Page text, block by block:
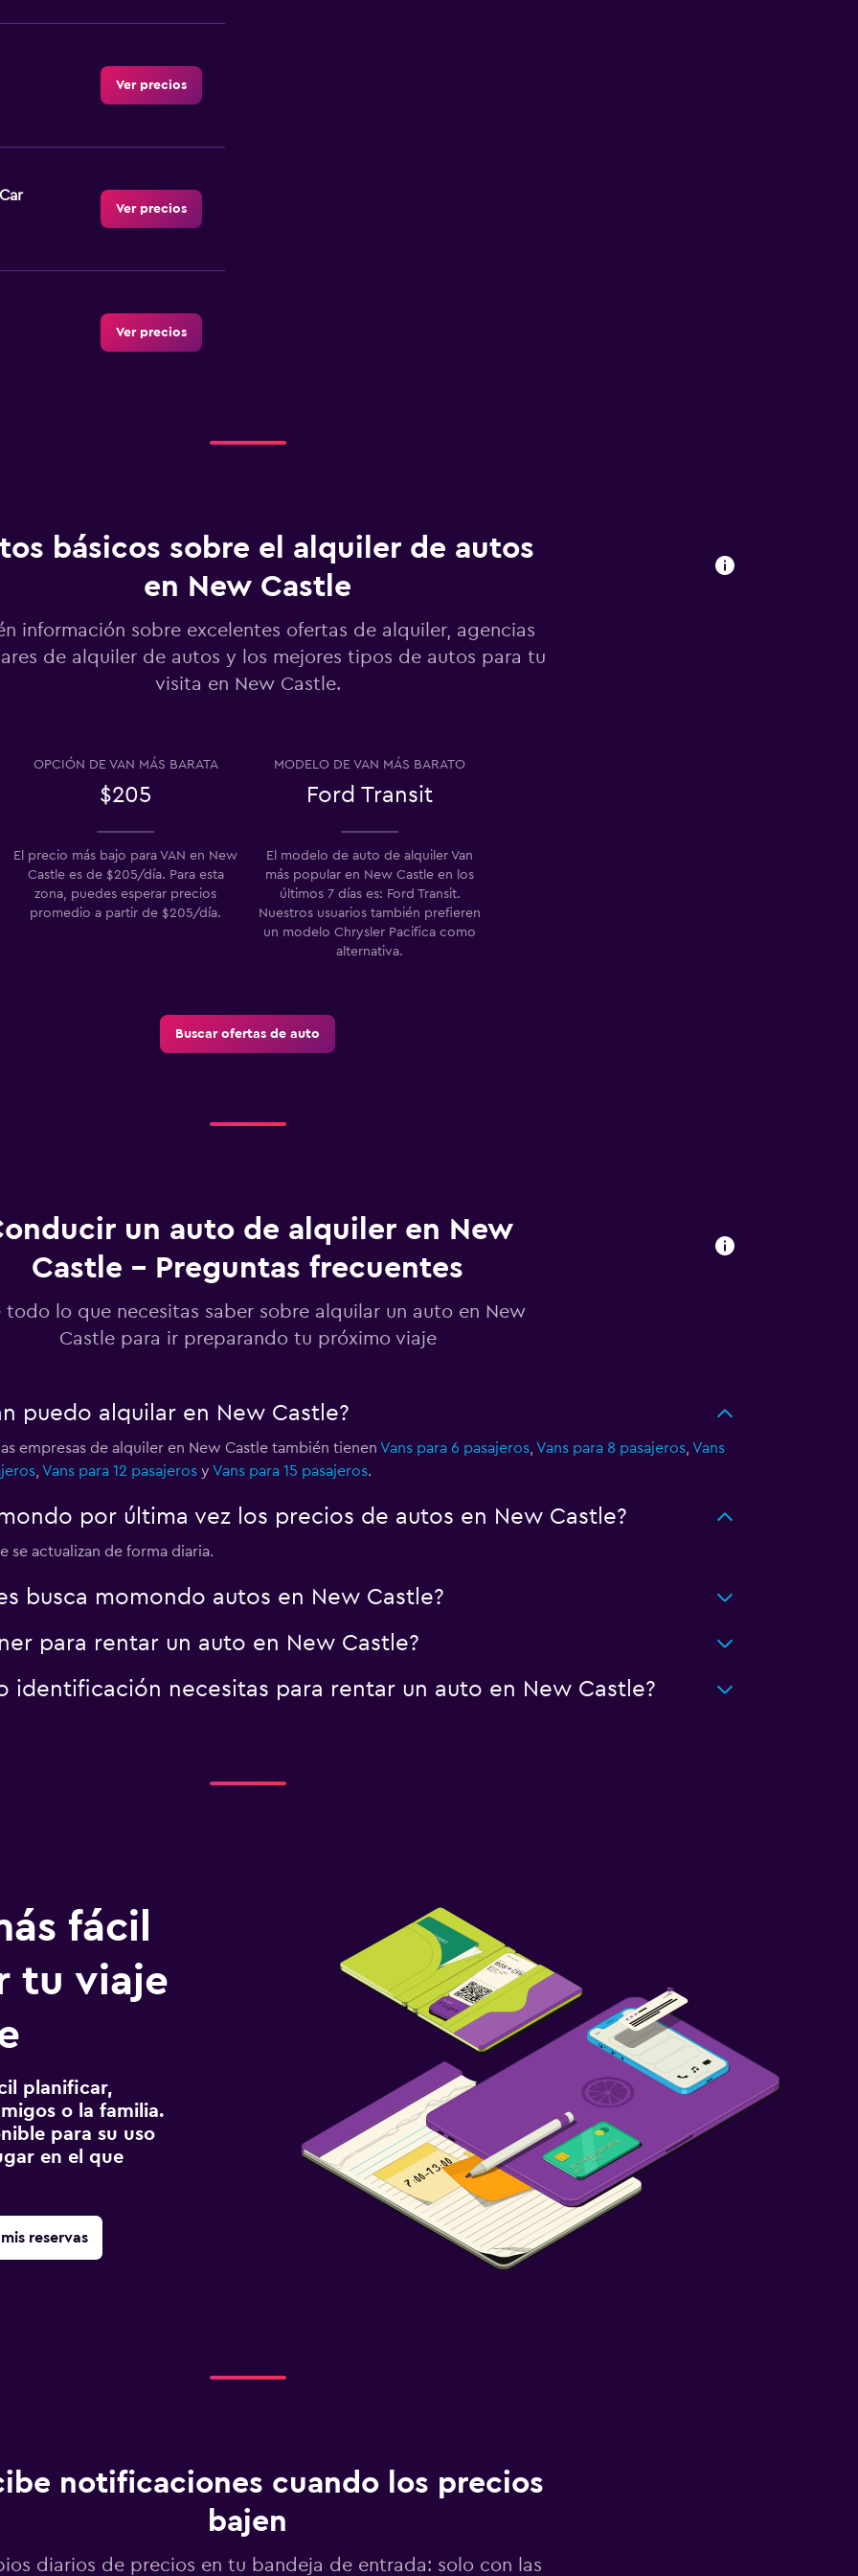
Ver precios
Ver precios
Ver precios
Ver precios
básicos sobre el alquiler de autos
en New Castle
información sobre excelentes ofertas de alquiler, agencias
de alquiler de autos y los mejores tipos de autos para tu
visita en New Castle.
OPCIÓN DE VAN MÁS BARATA
$205
MODELO DE VAN MÁS BARATO
Ford Transit
El precio más bajo para VAN en New
Castle es de $205/día. Para esta
zona, puedes esperar precios
promedio a partir de $205/día.
El modelo de auto de alquiler Van
más popular en New Castle en los
últimos 7 días es: Ford Transit.
Nuestros usuarios también prefieren
un modelo Chrysler Pacifica como
alternativa.
Buscar ofertas de auto
un auto de alquiler en New
Castle - Preguntas frecuentes
todo lo que necesitas saber sobre alquilar un auto en New
Castle para ir preparando tu próximo viaje
puedo alquilar en New Castle?
empresas de alquiler en New Castle también tienen Vans para 6 pasajeros, Vans para 8 pasajeros, Vans
, Vans para 12 pasajerosy Vans para 15 pasajeros.
por última vez los precios de autos en New Castle?
se actualizan de forma diaria.
busca momondo autos en New Castle?
para rentar un auto en New Castle?
identificación necesitas para rentar un auto en New Castle?
fácil
tu viaje
planificar,
o la familia.
para su uso
en el que
reservas
notificaciones cuando los precios
bajen
diarios de precios en tu bandeja de entrada: solo con las